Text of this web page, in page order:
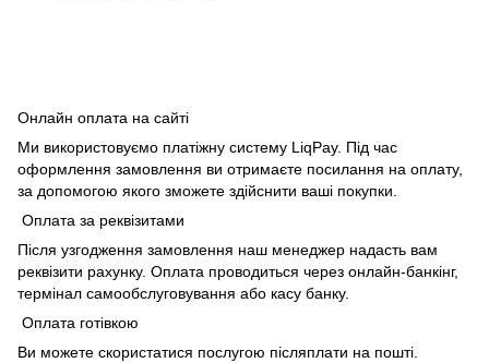
Онлайн оплата на сайті
Ми використовуємо платіжну систему LiqPay. Під час
оформлення замовлення ви отримаєте посилання на оплату,
за допомогою якого зможете здійснити ваші покупки.
Оплата за реквізитами
Після узгодження замовлення наш менеджер надасть вам
реквізити рахунку. Оплата проводиться через онлайн-банкінг,
термінал самообслуговування або касу банку.
Оплата готівкою
Ви можете скористатися послугою післяплати на пошті.